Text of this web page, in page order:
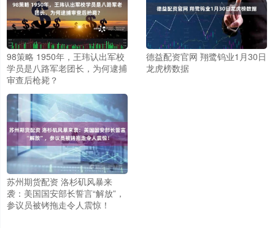
98策略 1950年，王玮认出军校
学员是八路军老团长，为何逮捕
审查后枪毙？
德益配资官网 翔鹭钨业1月30日
龙虎榜数据
苏州期货配资 洛杉矶风暴来
袭：美国国安部长誓言“解放”，
参议员被铐拖走令人震惊！